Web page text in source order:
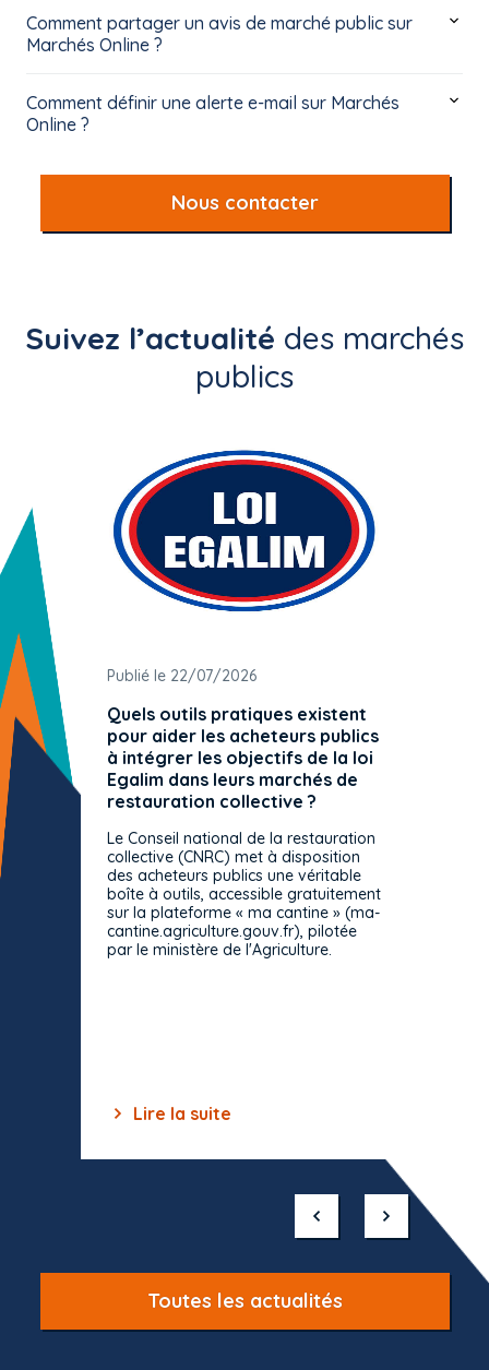
Comment partager un avis de marché public sur
Marchés Online ?
Comment définir une alerte e-mail sur Marchés
Online ?
Nous contacter
Suivez l’actualité des marchés
publics
Publié le 22/07/2026
Quels outils pratiques existent
pour aider les acheteurs publics
à intégrer les objectifs de la loi
Egalim dans leurs marchés de
restauration collective ?
Le Conseil national de la restauration
collective (CNRC) met à disposition
des acheteurs publics une véritable
boîte à outils, accessible gratuitement
sur la plateforme « ma cantine » (ma-
cantine.agriculture.gouv.fr), pilotée
par le ministère de l'Agriculture.
Lire la suite
Toutes les actualités